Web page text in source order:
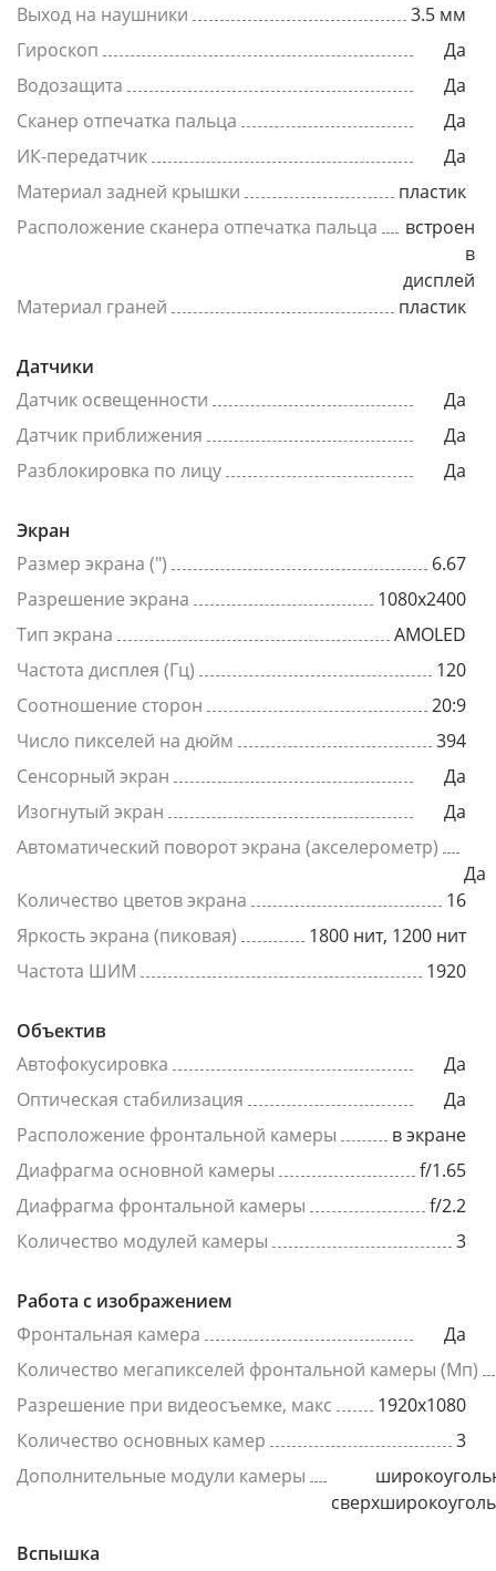
Выход на наушники
3.5 мм
Гироскоп
Да
Водозащита
Да
Сканер отпечатка пальца
Да
ИК-передатчик
Да
Материал задней крышки
пластик
Расположение сканера отпечатка пальца
встроен
в
дисплей
Материал граней
пластик
Датчики
Датчик освещенности
Да
Датчик приближения
Да
Разблокировка по лицу
Да
Экран
Размер экрана (")
6.67
Разрешение экрана
1080x2400
Тип экрана
AMOLED
Частота дисплея (Гц)
120
Соотношение сторон
20:9
Число пикселей на дюйм
394
Сенсорный экран
Да
Изогнутый экран
Да
Автоматический поворот экрана (акселерометр)
Да
Количество цветов экрана
16
Яркость экрана (пиковая)
1800 нит, 1200 нит
Частота ШИМ
1920
Объектив
Автофокусировка
Да
Оптическая стабилизация
Да
Расположение фронтальной камеры
в экране
Диафрагма основной камеры
f/1.65
Диафрагма фронтальной камеры
f/2.2
Количество модулей камеры
3
Работа с изображением
Фронтальная камера
Да
Количество мегапикселей фронтальной камеры (Мп)
Разрешение при видеосъемке, макс
1920x1080
Количество основных камер
3
Дополнительные модули камеры
Вспышка